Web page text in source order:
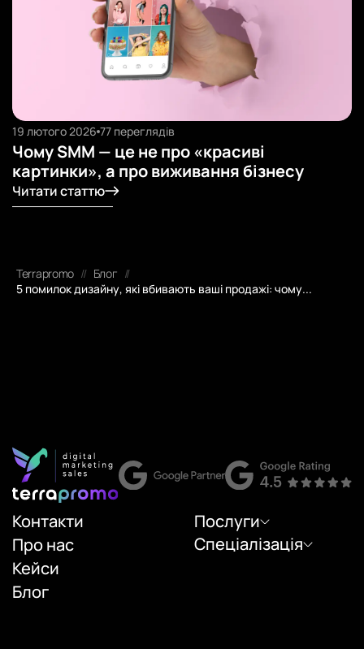
19 лютого 2026 77 переглядів
Чому SMM — це не про «красиві
картинки», а про виживання бізнесу
Читати статтю
Terrapromo // Блог //
5 помилок дизайну, які вбивають ваші продажі: чому...
Послуги
Спеціалізація
Контакти
Про нас
Кейси
Блог